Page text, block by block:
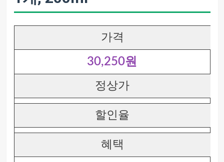
가격
30,250원
정상가
할인율
혜택